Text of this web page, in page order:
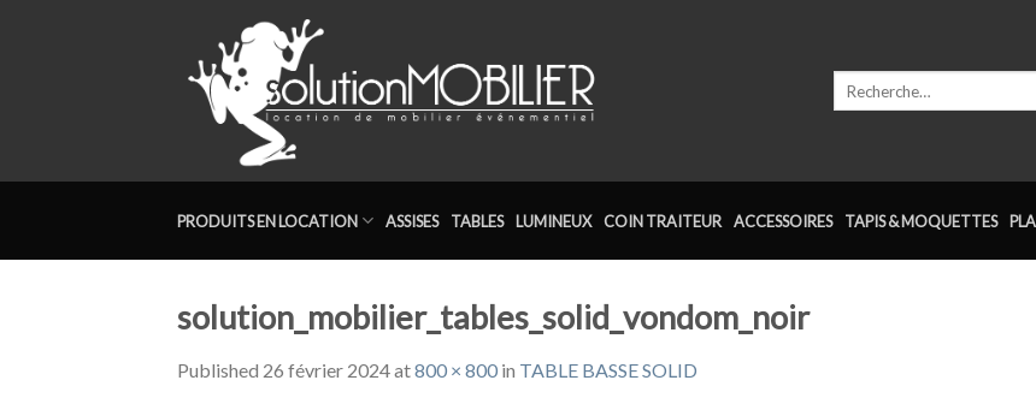
PRODUITS EN LOCATION ASSISES TABLES LUMINEUX COIN TRAITEUR ACCESSOIRES TAPIS & MOQUETTES
solution_mobilier_tables_solid_vondom_noir
Published 26 février 2024at800 × 800 in TABLE BASSE SOLID